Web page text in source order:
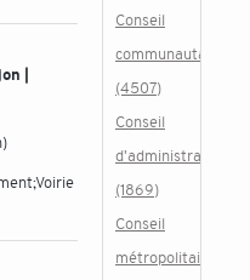
|
Conseil
communautaire
(4507)
Conseil
d'administration
(1869)
Conseil
métropolitain